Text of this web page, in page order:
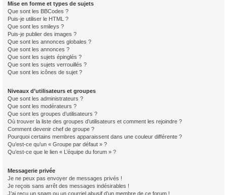
Mise en forme et types de sujets
Que sont les BBCodes ?
Puis-je utiliser le HTML ?
Que sont les smileys ?
Puis-je publier des images ?
Que sont les annonces globales ?
Que sont les annonces ?
Que sont les sujets épinglés ?
Que sont les sujets verrouillés ?
Que sont les icônes de sujet ?
Niveaux d’utilisateurs et groupes
Que sont les administrateurs ?
Que sont les modérateurs ?
Que sont les groupes d’utilisateurs ?
Où trouver la liste des groupes d’utilisateurs et comment les rejoindre ?
Comment devenir chef de groupe ?
Pourquoi certains membres apparaissent dans une couleur différente ?
Qu’est-ce qu’un « Groupe par défaut » ?
Qu’est-ce que le lien « L’équipe du forum » ?
Messagerie privée
Je ne peux pas envoyer de messages privés !
Je reçois sans arrêt des messages indésirables !
J’ai reçu un spam ou un courriel abusif d’un membre de ce forum !